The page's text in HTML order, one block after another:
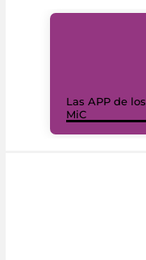
Las APP de los
MiC